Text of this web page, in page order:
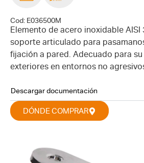
Cod: E036500M
Elemento de acero inoxidable AISI
soporte articulado para
fijación a pared. Adecuado para
exteriores en entornos no
Descargar documentación
DÓNDE COMPRAR